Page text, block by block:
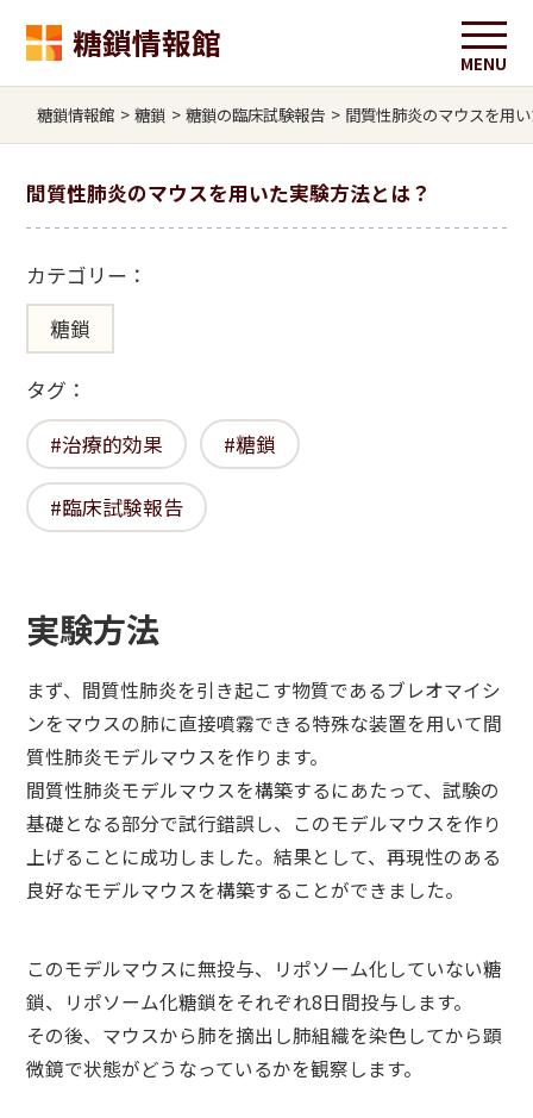
糖鎖情報館
糖鎖情報館 > 糖鎖 > 糖鎖の臨床試験報告 > 間質性肺炎のマウスを用
間質性肺炎のマウスを用いた実験方法とは？
カテゴリー：
糖鎖
タグ：
治療的効果
糖鎖
臨床試験報告
実験方法
まず、間質性肺炎を引き起こす物質であるブレオマイシ
ンをマウスの肺に直接噴霧できる特殊な装置を用いて間
質性肺炎モデルマウスを作ります。
間質性肺炎モデルマウスを構築するにあたって、試験の
基礎となる部分で試行錯誤し、このモデルマウスを作り
上げることに成功しました。結果として、再現性のある
良好なモデルマウスを構築することができました。
このモデルマウスに無投与、リポソーム化していない糖
鎖、リポソーム化糖鎖をそれぞれ8日間投与します。
その後、マウスから肺を摘出し肺組織を染色してから顕
微鏡で状態がどうなっているかを観察します。